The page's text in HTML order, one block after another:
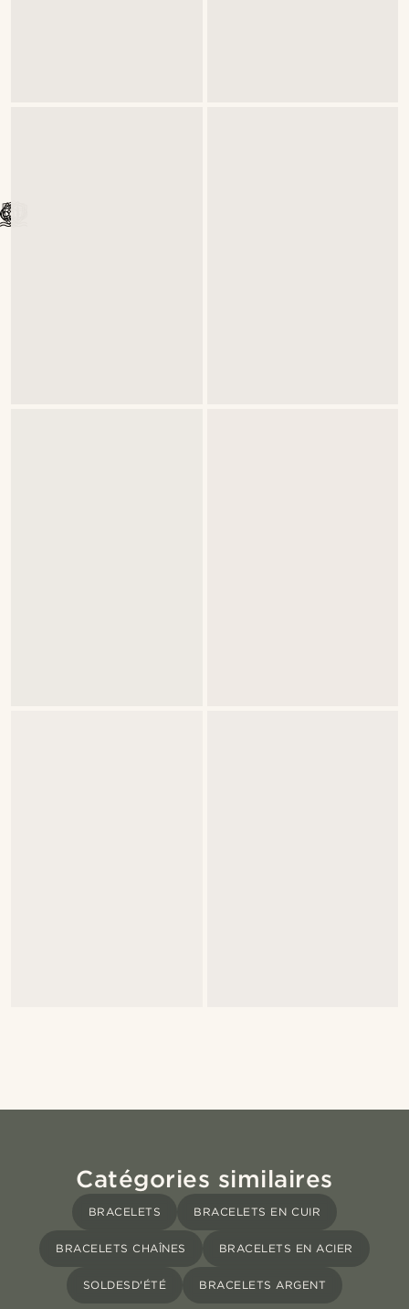
Catégories similaires
BRACELETS BRACELETS EN CUIR
BRACELETS CHAÎNES BRACELETS EN ACIER
SOLDESD'ÉTÉ BRACELETS ARGENT